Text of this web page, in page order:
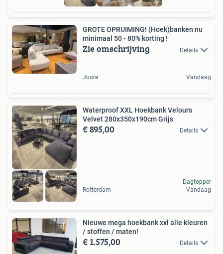
GROTE OPRUIMING! (Hoek)banken nu
minimaal 50 - 80% korting !
Zie omschrijving Details
Joure Vandaag
Waterproof XXL Hoekbank Velours
Velvet 280x350x190cm Grijs
€ 895,00 Details
Rotterdam
Dagtopper
Vandaag
Nieuwe mega hoekbank xxl alle kleuren
/ stoffen / maten!
€ 1.575,00 Details